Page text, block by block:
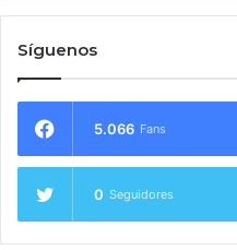
Síguenos
5.066 Fans
0 Seguidores